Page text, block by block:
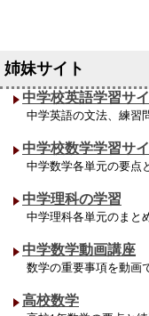
中学校英語学習サ
中学英語の文法、練習
中学校数学学習サ
中学数学各単元の要点
中学理科の学習
中学理科各単元のまと
中学数学動画講座
数学の重要事項を動画
高校数学